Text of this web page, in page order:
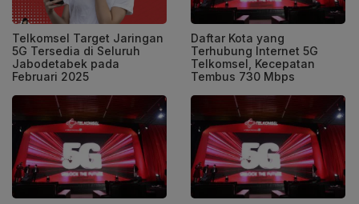
Telkomsel Target Jaringan
5G Tersedia di Seluruh
Jabodetabek pada
Februari 2025
Daftar Kota yang
Terhubung Internet 5G
Telkomsel, Kecepatan
Tembus 730 Mbps